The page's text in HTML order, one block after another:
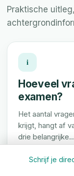
Praktische
i
Hoeveel
examen?
Het aantal
krijgt, hangt af
drie
Lees artikel →
Schrijf je